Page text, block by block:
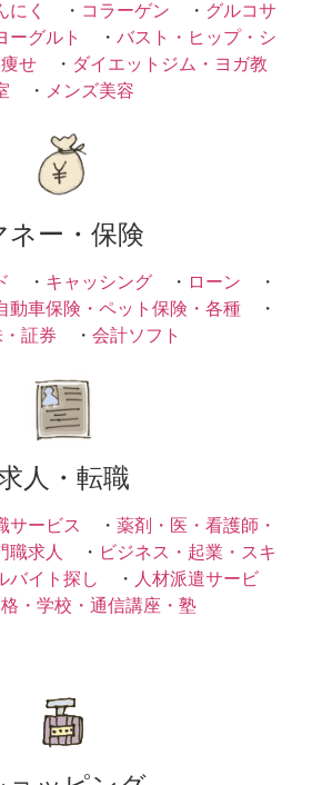
にく ・ コラーゲン ・ グルコサ
ーグルト ・ バスト・ヒップ・シ
せ ・ ダイエットジム・ヨガ教
・ メンズ美容
ネー・保険
・ キャッシング ・ ローン ・
動車保険・ペット保険・各種 ・
証券 ・ 会計ソフト
人・転職
サービス ・ 薬剤・医・看護師・
職求人
・ ビジネス・起業・スキ
バイト探し ・ 人材派遣サービ
・学校・通信講座・塾